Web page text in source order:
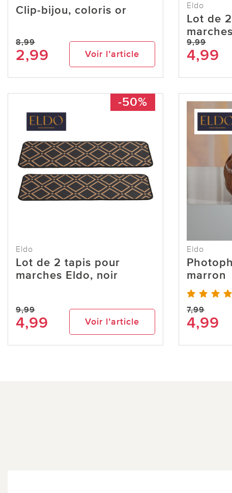
Clip-bijou, coloris or
8,99
2,99 Voir l’article
Eldo
Lot de
9,99
4,99
-50%
Eldo
Lot de 2 tapis pour
marches Eldo, noir
9,99
4,99 Voir l’article
Eldo
marron
7,99
4,99